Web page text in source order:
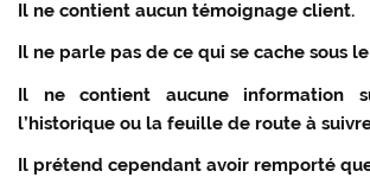
Il ne contient aucun témoignage client.
Il ne parle pas de ce qui se cache sous
Il ne contient aucune information
l’historique ou la feuille de route à
Il prétend cependant avoir remporté